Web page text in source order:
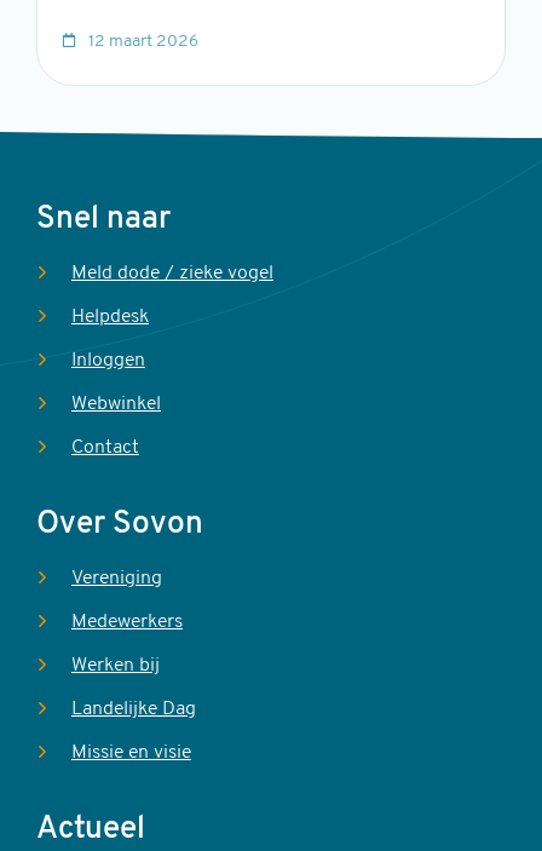
12 maart 2026
Voet
Snel naar
Meld dode / zieke vogel
Helpdesk
Inloggen
Webwinkel
Contact
Over Sovon
Vereniging
Medewerkers
Werken bij
Landelijke Dag
Missie en visie
Actueel